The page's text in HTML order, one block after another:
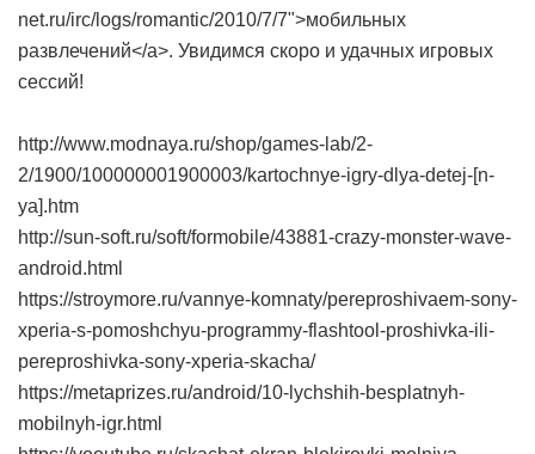
net.ru/irc/logs/romantic/2010/7/7">мобильных
развлечений</a>. Увидимся скоро и удачных игровых
сессий!
http://www.modnaya.ru/shop/games-lab/2-
2/1900/100000001900003/kartochnye-igry-dlya-detej-[n-
ya].htm
http://sun-soft.ru/soft/formobile/43881-crazy-monster-wave-
android.html
https://stroymore.ru/vannye-komnaty/pereproshivaem-sony-
xperia-s-pomoshchyu-programmy-flashtool-proshivka-ili-
pereproshivka-sony-xperia-skacha/
https://metaprizes.ru/android/10-lychshih-besplatnyh-
mobilnyh-igr.html